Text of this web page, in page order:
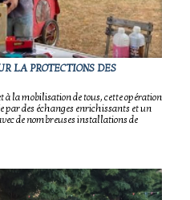
LA PROTECTIONS DES
à la mobilisation de tous, cette opération
par des échanges enrichissants et un
de nombreuses installations de